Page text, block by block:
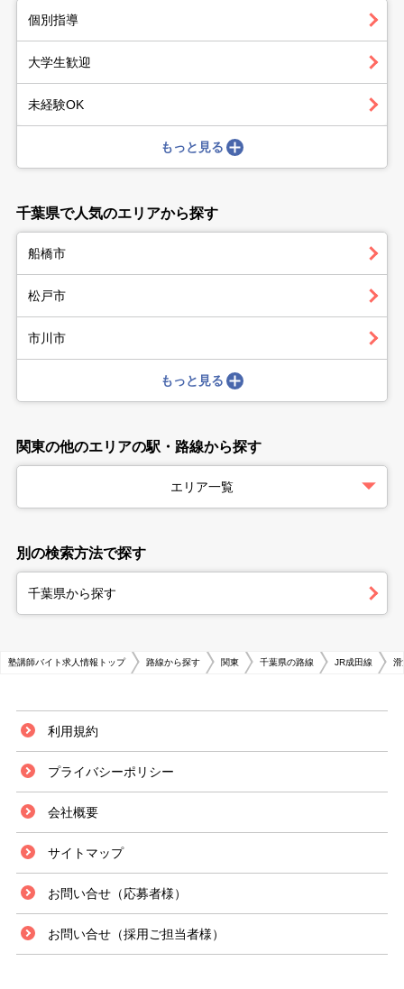
個別指導
大学生歓迎
未経験OK
もっと見る
千葉県で人気のエリアから探す
船橋市
松戸市
市川市
もっと見る
関東の他のエリアの駅・路線から探す
エリア一覧
別の検索方法で探す
千葉県から探す
塾講師バイト求人情報トップ 路線から探す 関東 千葉県の路線 JR成田線 滑
利用規約
プライバシーポリシー
会社概要
サイトマップ
お問い合せ（応募者様）
お問い合せ（採用ご担当者様）